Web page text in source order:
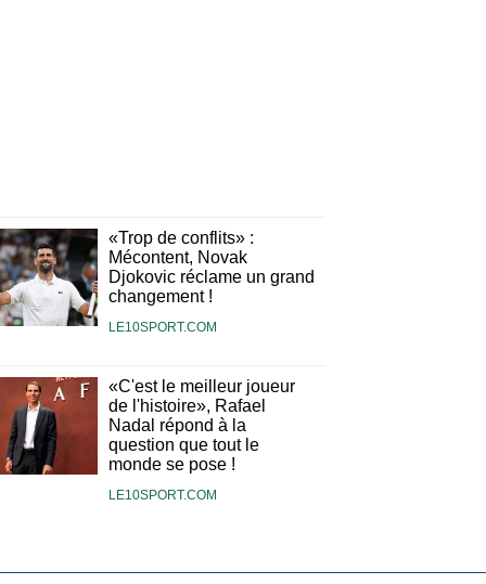
«Trop de conflits» :
Mécontent, Novak
Djokovic réclame un grand
changement !
LE10SPORT.COM
«C'est le meilleur joueur
de l'histoire», Rafael
Nadal répond à la
question que tout le
monde se pose !
LE10SPORT.COM